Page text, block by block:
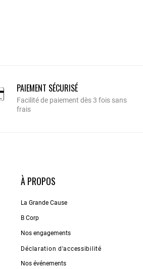
PAIEMENT SÉCURISÉ
Facilité de paiement dès 3 fois sans
frais
À PROPOS
La Grande Cause
B Corp
Nos engagements
Déclaration d'accessibilité
Nos événements